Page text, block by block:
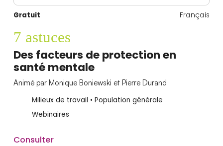
Gratuit Français
7 astuces
Des facteurs de protection en
santé mentale
Animé par Monique Boniewski et Pierre Durand
Milieux de travail • Population générale
Webinaires
Consulter